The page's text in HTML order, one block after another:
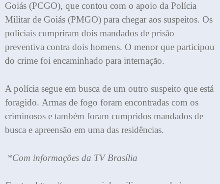
Goiás (PCGO), que contou com o apoio da Polícia
Militar de Goiás (PMGO) para chegar aos suspeitos. Os
policiais cumpriram dois mandados de prisão
preventiva contra dois homens. O menor que participou
do crime foi encaminhado para internação.
A polícia segue em busca de um outro suspeito que está
foragido. Armas de fogo foram encontradas com os
criminosos e também foram cumpridos mandados de
busca e apreensão em uma das residências.
*Com informações da TV Brasília